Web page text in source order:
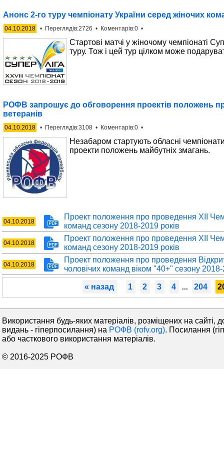
Анонс 2-го туру чемпіонату України серед жіночих
04.10.2018 • Переглядів:2726 • Коментарів:0 •
Стартові матчі у жіночому чемпіонаті
туру. Тож і цей тур цілком може
РОФВ запрошує до обговорення проектів положень
ветеранів
04.10.2018 • Переглядів:3108 • Коментарів:0 •
Незабаром стартують обласні
проекти положень майбутніх змагань.
04.10.2018
Проект положення про проведення ХІІ
команд сезону 2018-2019 років
04.10.2018
Проект положення про проведення ХІІ
команд сезону 2018-2019 років
04.10.2018
Проект положення про проведення
чоловічих команд віком "40+" сезону 2018-
« назад 1 2 3 4 ... 204
Використання будь-яких матеріалів, розміщених на сайті,
видань - гіперпосилання) на РОФВ (rofv.org). Посилання
або часткового використання матеріалів.
© 2016-2025 РОФВ